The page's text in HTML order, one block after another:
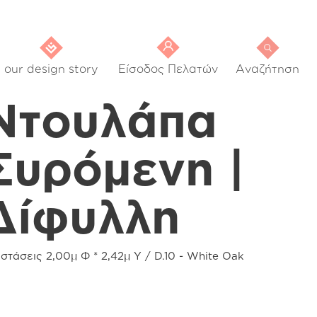
our design story Είσοδος Πελατών Αναζήτηση
|
2,00μ Φ * 2,42μ Υ / D.10 - White Oak